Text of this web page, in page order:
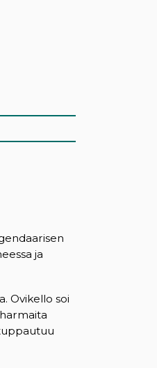
ja
Ovikello soi